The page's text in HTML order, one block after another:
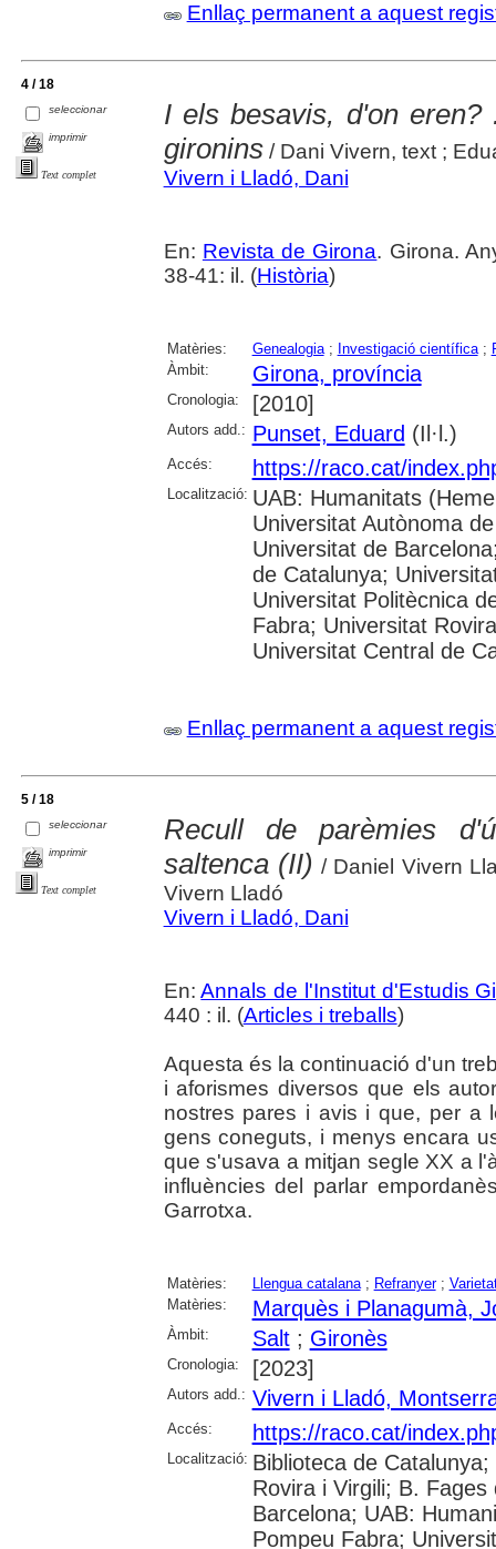
Enllaç permanent a aquest
4 / 18
seleccionar
imprimir
Text complet
I els besavis, d'on eren?
gironins/ Dani Vivern, text ;
Vivern i Lladó, Dani
En: Revista de Girona. Girona.
38-41: il. (Història)
Matèries: Genealogia; Investigació científica;
Àmbit:
Girona, província
Cronologia: [2010]
Autors add.: Punset, Eduard (Il·l.)
Accés: https://raco.cat/
Localització: UAB: Humanitats
Universitat Autònoma
Universitat de
de Catalunya;
Universitat Politècnica
Fabra; Universitat
Universitat Central de
Enllaç permanent a aquest
5 / 18
seleccionar
imprimir
Text complet
Recull de parèmies
saltenca (II) / Daniel Vivern
Vivern Lladó
Vivern i Lladó, Dani
En:Annals de l'Institut d'Estudis
440 : il. (Articles i treballs)
Aquesta és la continuació d'un
i aforismes diversos que els
nostres pares i avis i que, per a
gens coneguts, i menys encara
que s'usava a mitjan segle XX a
influències del parlar
Garrotxa.
Matèries: Llengua catalana; Refranyer;
Matèries:
Marquès i Planagumà,
Àmbit: Salt; Gironès
Cronologia: [2023]
Autors add.: Vivern i Lladó,
Accés: https://raco.cat/
Localització: Biblioteca de
Rovira i Virgili; B.
Barcelona; UAB:
Pompeu Fabra;